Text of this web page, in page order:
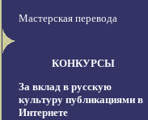
Мастерская перевода
КОНКУРСЫ
За вклад в русскую
культуру публикациями в
Интернете